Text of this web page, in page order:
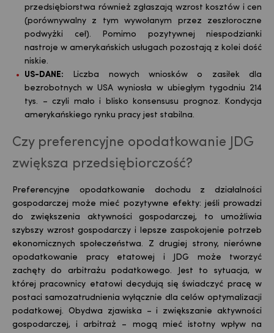
przedsiębiorstwa również zgłaszają wzrost kosztów i cen
(porównywalny z tym wywołanym przez zeszłoroczne
podwyżki ceł). Pomimo pozytywnej niespodzianki
nastroje w amerykańskich usługach pozostają z kolei dość
niskie.
US-DANE:
Liczba nowych wniosków o zasiłek dla
bezrobotnych w USA wyniosła w ubiegłym tygodniu 214
tys. – czyli mało i blisko konsensusu prognoz. Kondycja
amerykańskiego rynku pracy jest stabilna.
Czy preferencyjne opodatkowanie JDG
zwiększa przedsiębiorczość?
Preferencyjne opodatkowanie dochodu z działalności
gospodarczej może mieć pozytywne efekty: jeśli prowadzi
do zwiększenia aktywności gospodarczej, to umożliwia
szybszy wzrost gospodarczy i lepsze zaspokojenie potrzeb
ekonomicznych społeczeństwa. Z drugiej strony, nierówne
opodatkowanie pracy etatowej i JDG może tworzyć
zachęty do arbitrażu podatkowego. Jest to sytuacja, w
której pracownicy etatowi decydują się świadczyć pracę w
postaci samozatrudnienia wyłącznie dla celów optymalizacji
podatkowej. Obydwa zjawiska – i zwiększanie aktywności
gospodarczej, i arbitraż – mogą mieć istotny wpływ na